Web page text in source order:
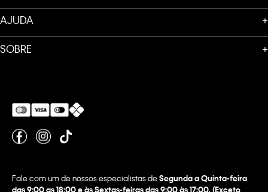
AJUDA +
SOBRE +
Fale com um de nossos especialistas deSegunda a Quinta-feira
das 9:00 as 18:00 e às Sextas-feiras das 9:00 às 17:00. (Exceto